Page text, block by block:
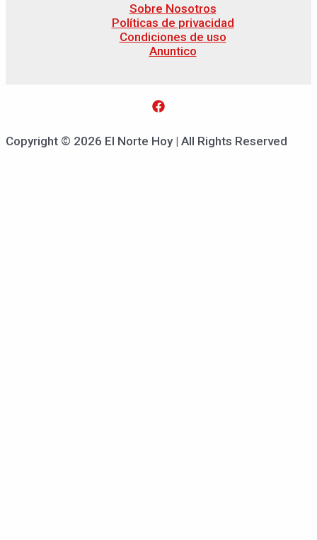
Sobre Nosotros
Políticas de privacidad
Condiciones de uso
Anuntico
Copyright © 2026 El Norte Hoy | All Rights Reserved